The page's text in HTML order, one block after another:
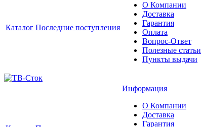
Каталог Последние поступления
О Компании
Доставка
Гарантия
Оплата
Вопрос-Ответ
Полезные статьи
Пункты выдачи
Информация
О Компании
Доставка
Гарантия